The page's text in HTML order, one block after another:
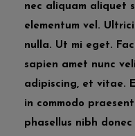
nec aliquam aliquet
elementum vel.
nulla. Ut mi eget.
sapien amet nunc
adipiscing, et vitae.
in commodo
phasellus nibh